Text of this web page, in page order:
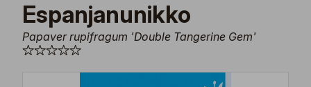
Espanjanunikko
Papaver rupifragum 'Double Tangerine Gem'